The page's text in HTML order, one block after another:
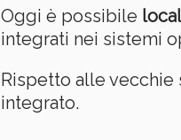
Oggi è possibile
integrati nei sistemi
Rispetto alle
integrato.